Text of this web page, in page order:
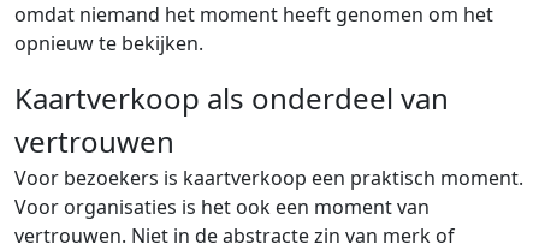
omdat niemand het moment heeft genomen om het
opnieuw te bekijken.
Kaartverkoop als onderdeel van
vertrouwen
Voor bezoekers is kaartverkoop een praktisch moment.
Voor organisaties is het ook een moment van
vertrouwen. Niet in de abstracte zin van merk of